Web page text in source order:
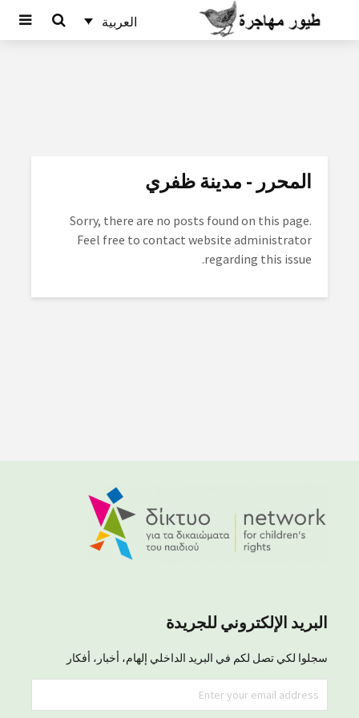
العربية
المحرر - مدينة ظفري
Sorry, there are no posts found on this page.
Feel free to contact website administrator
regarding this issue.
البريد الإلكتروني للجريدة
سجلوا لكي تصل لكم في البريد الداخلي إلهام، أخبار، أفكار